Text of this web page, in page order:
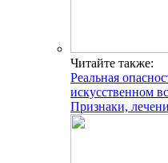
Читайте также:
Реальная
искусственном
Признаки,